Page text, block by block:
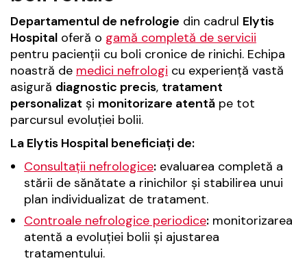
Departamentul de nefrologie din cadrul Elytis
Hospital oferă o gamă completă de servicii
pentru pacienții cu boli cronice de rinichi. Echipa
noastră de medici nefrologi cu experiență vastă
asigură diagnostic precis, tratament
personalizat și monitorizare atentă pe tot
parcursul evoluției bolii.
La Elytis Hospital beneficiați de:
Consultații nefrologice: evaluarea completă a
stării de sănătate a rinichilor și stabilirea unui
plan individualizat de tratament.
Controale nefrologice periodice: monitorizarea
atentă a evoluției bolii și ajustarea
tratamentului.